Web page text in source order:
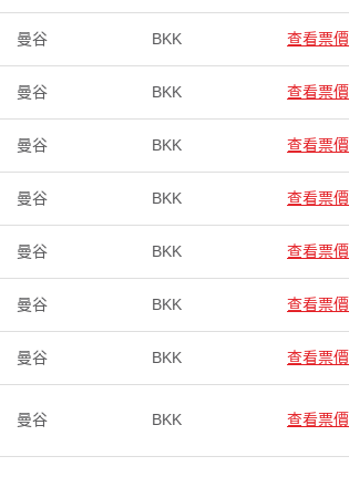
曼谷 BKK 查看票價
曼谷 BKK 查看票價
曼谷 BKK 查看票價
曼谷 BKK 查看票價
曼谷 BKK 查看票價
曼谷 BKK 查看票價
曼谷 BKK 查看票價
曼谷 BKK 查看票價